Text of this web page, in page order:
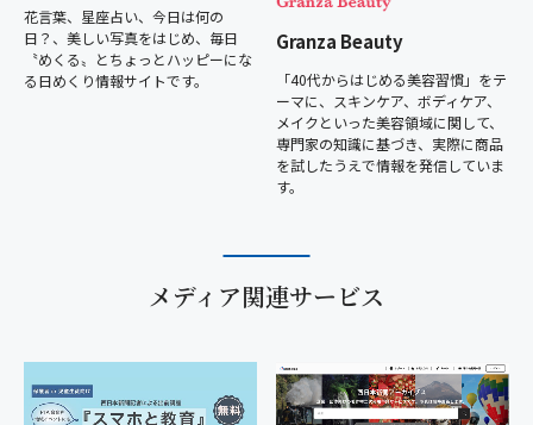
花言葉、星座占い、今日は何の
日？、美しい写真をはじめ、毎日
〝めくる〟とちょっとハッピーにな
る日めくり情報サイトです。
Granza Beauty
「40代からはじめる美容習慣」をテ
ーマに、スキンケア、ボディケア、
メイクといった美容領域に関して、
専門家の知識に基づき、実際に商品
を試したうえで情報を発信していま
す。
メディア関連サービス